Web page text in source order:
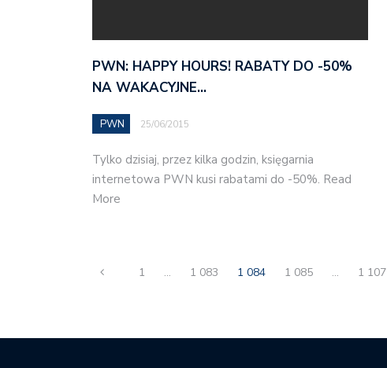
PWN: HAPPY HOURS! RABATY DO -50%
NA WAKACYJNE…
PWN 25/06/2015
Tylko dzisiaj, przez kilka godzin, księgarnia
internetowa PWN kusi rabatami do -50%. Read
More
1 … 1 083 1 084 1 085 … 1 107